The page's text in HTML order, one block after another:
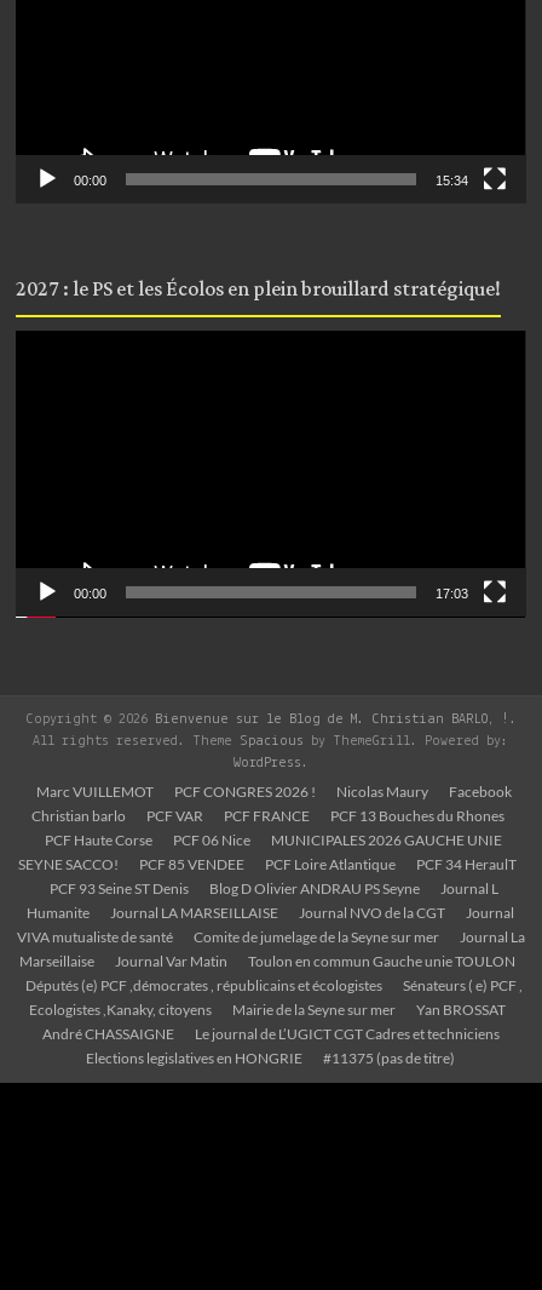
00:00 15:34
2027 : le PS et les Écolos en plein brouillard stratégique!
00:00 17:03
Copyright © 2026 Bienvenue sur le Blog de M. Christian BARLO, ! .
All rights reserved. Theme Spacious
by ThemeGrill. Powered by:
WordPress .
Marc VUILLEMOT PCF CONGRES 2026 ! Nicolas Maury
Facebook
Christian barlo
PCF VAR PCF FRANCE
PCF 13 Bouches du Rhones
PCF Haute Corse
PCF 06 Nice
MUNICIPALES 2026 GAUCHE UNIE
SEYNE SACCO!
PCF 85 VENDEE PCF Loire Atlantique
PCF 34 HeraulT
PCF 93 Seine ST Denis
Blog D Olivier ANDRAU PS Seyne
Journal L
Humanite
Journal LA MARSEILLAISE Journal NVO de la CGT
Journal
VIVA mutualiste de santé
Comite de jumelage de la Seyne sur mer
Journal La
Marseillaise
Journal Var Matin
Toulon en commun Gauche unie TOULON
Députés (e) PCF ,démocrates , républicains et écologistes
Sénateurs ( e) PCF ,
Ecologistes ,Kanaky, citoyens
Mairie de la Seyne sur mer
Yan BROSSAT
André CHASSAIGNE
Le journal de L’UGICT CGT Cadres et techniciens
Elections legislatives en HONGRIE
#11375 (pas de titre)